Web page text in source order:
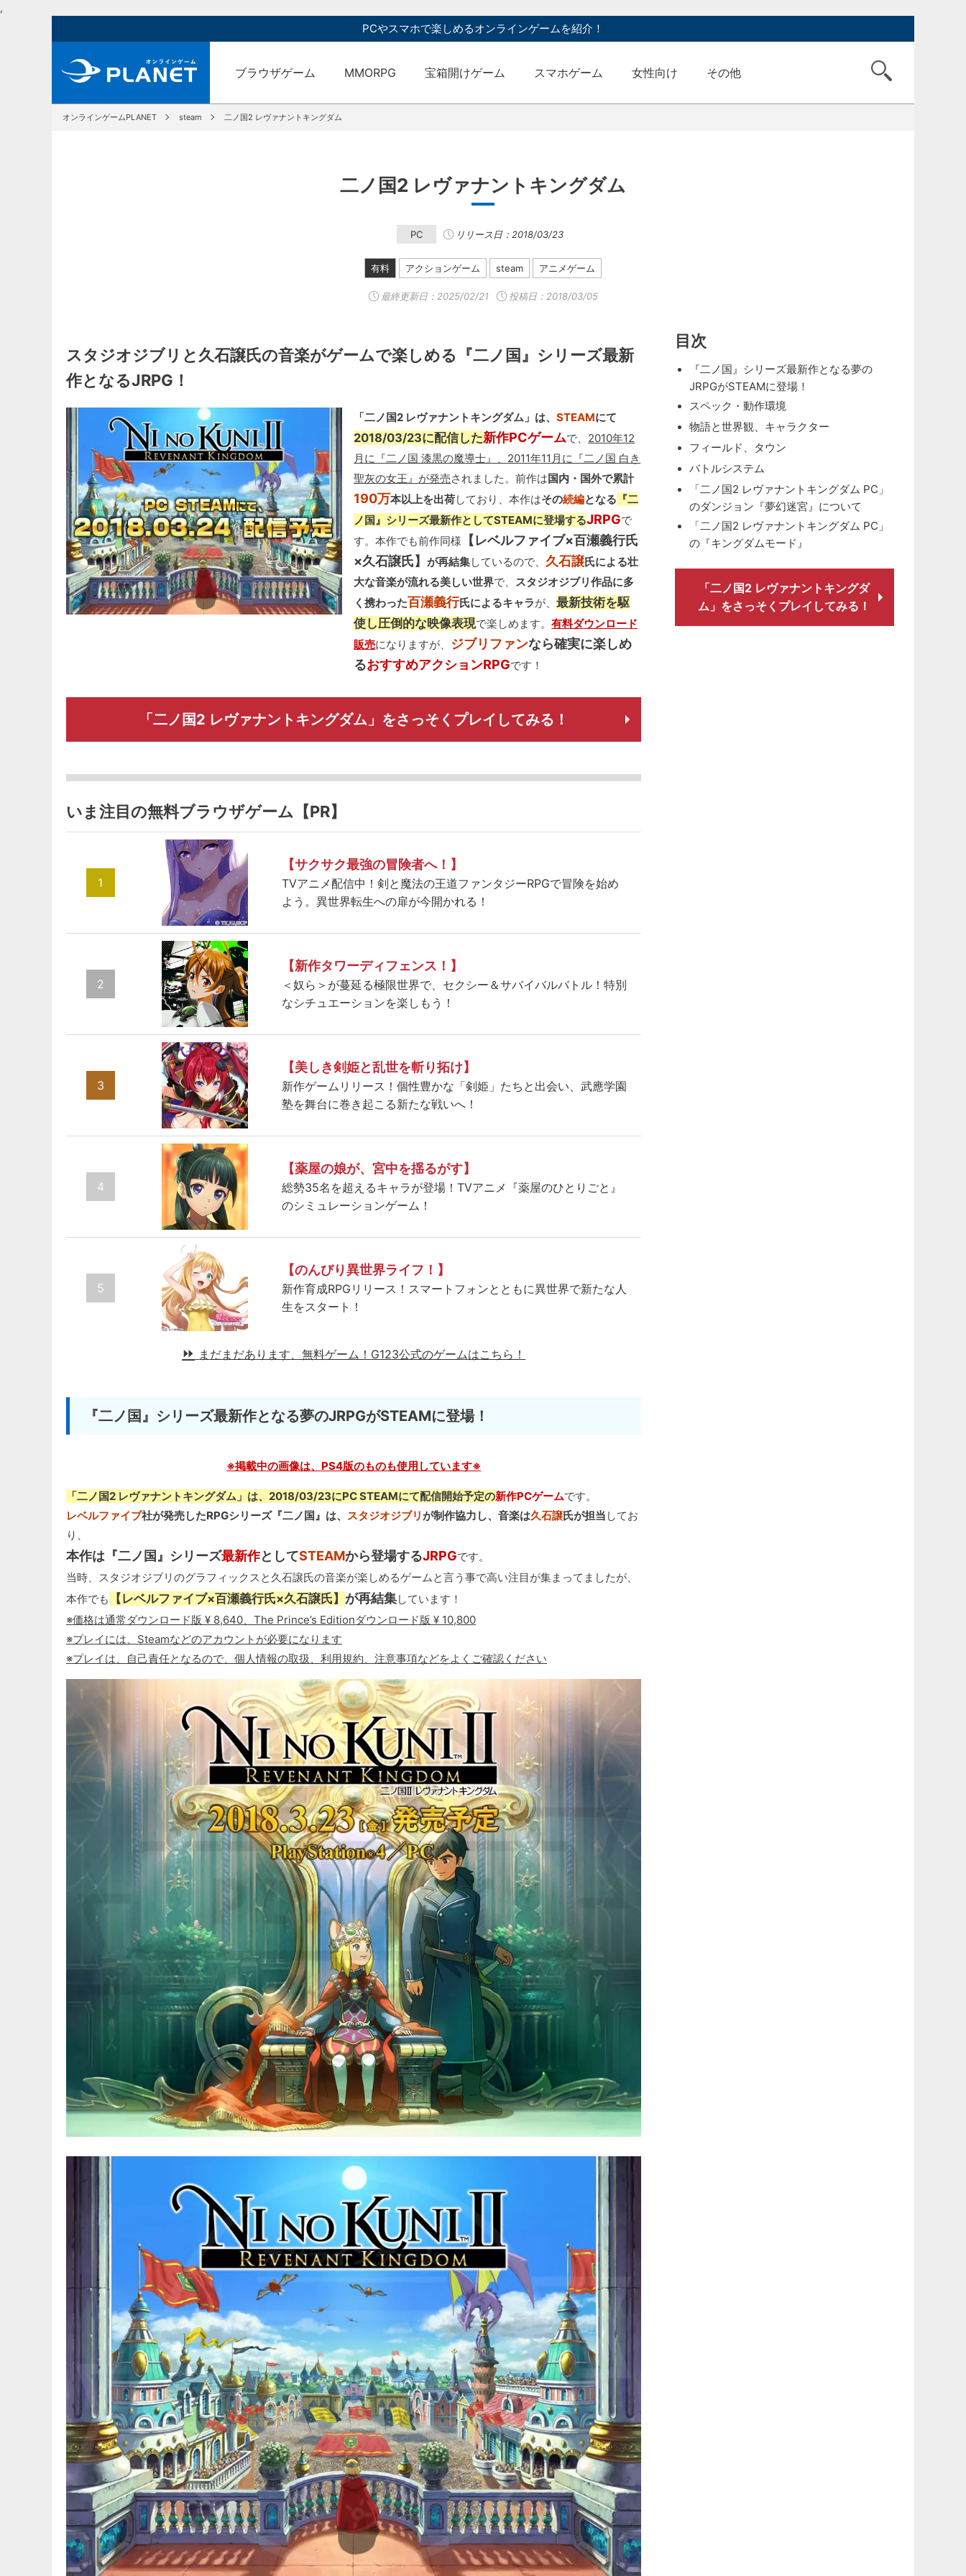
,
PCやスマホで楽しめるオンラインゲームを紹介！
ブラウザゲーム MMORPG 宝箱開けゲーム スマホゲーム 女性向け その他
オンラインゲームPLANET steam 二ノ国2 レヴァナントキングダム
二ノ国2 レヴァナントキングダム
PC リリース日：2018/03/23
有料 アクションゲーム steam アニメゲーム
最終更新日： 2025/02/21 投稿日：2018/03/05
スタジオジブリと久石譲氏の音楽がゲームで楽しめる『二ノ国』シリーズ最新
作となるJRPG！
「二ノ国2 レヴァナントキングダム」は、STEAMにて
2018/03/23に配信した新作PCゲームで、 2010年12
月に『二ノ国 漆黒の魔導士』、2011年11月に『二ノ国 白き
聖灰の女王』が発売されました。前作は国内・国外で累計
190万本以上を出荷しており、本作はその続編となる 『二
ノ国』シリーズ最新作としてSTEAMに登場するJRPGで
す。本作でも前作同様
【レベルファイブ×百瀬義行氏
×久石譲氏】が再結集しているので、 久石譲氏による壮
大な音楽が流れる美しい世界で、 スタジオジブリ作品に多
く携わった百瀬義行氏によるキャラが、最新技術を駆
使し圧倒的な映像表現で楽しめます。有料ダウンロード
販売になりますが、 ジブリファンなら確実に楽しめ
るおすすめアクションRPGです！
「二ノ国2 レヴァナントキングダム」をさっそくプレイしてみる！
いま注目の無料ブラウザゲーム【PR】
1
【サクサク最強の冒険者へ！】
TVアニメ配信中！剣と魔法の王道ファンタジーRPGで冒険を始め
よう。異世界転生への扉が今開かれる！
2
【新作タワーディフェンス！】
＜奴ら＞が蔓延る極限世界で、セクシー＆サバイバルバトル！特別
なシチュエーションを楽しもう！
3
【美しき剣姫と乱世を斬り拓け】
新作ゲームリリース！個性豊かな「剣姫」たちと出会い、武應学園
塾を舞台に巻き起こる新たな戦いへ！
4
【薬屋の娘が、宮中を揺るがす】
総勢35名を超えるキャラが登場！TVアニメ『薬屋のひとりごと』
のシミュレーションゲーム！
5
【のんびり異世界ライフ！】
新作育成RPGリリース！スマートフォンとともに異世界で新たな人
生をスタート！
まだまだあります、無料ゲーム！ G123公式のゲームはこちら！
『二ノ国』シリーズ最新作となる夢のJRPGがSTEAMに登場！
※掲載中の画像は、PS4版のものも使用しています※
「二ノ国2 レヴァナントキングダム」は、2018/03/23にPC STEAMにて配信開始予定の新作PCゲームです。
レベルファイブ社が発売したRPGシリーズ『二ノ国』は、 スタジオジブリが制作協力し、音楽は久石譲氏が担当 してお
り、
本作は『二ノ国』シリーズ最新作としてSTEAMから登場するJRPGです。
当時、スタジオジブリのグラフィックスと久石譲氏の音楽が楽しめるゲームと言う事で高い注目が集まってましたが、
本作でも
【レベルファイブ×百瀬義行氏×久石譲氏】 が再結集しています！
※価格は通常ダウンロード版 ¥ 8,640、The Prince’s Editionダウンロード版 ¥ 10,800
※プレイには、Steamなどのアカウントが必要になります
※プレイは、自己責任となるので、個人情報の取扱、利用規約、注意事項などをよくご確認ください
目次
『二ノ国』シリーズ最新作となる夢の
JRPGがSTEAMに登場！
スペック・動作環境
物語と世界観、キャラクター
フィールド、タウン
バトルシステム
「二ノ国2 レヴァナントキングダム PC」
のダンジョン『夢幻迷宮』について
「二ノ国2 レヴァナントキングダム PC」
の『キングダムモード』
「二ノ国2 レヴァナントキングダ
ム」をさっそくプレイしてみる！